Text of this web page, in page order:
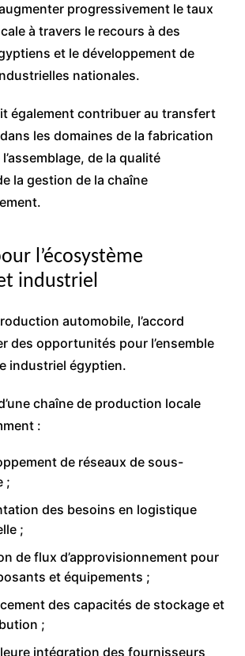
progressivement le taux
à travers le recours à des
et le développement de
nationales.
également contribuer au transfert
les domaines de la fabrication
de la qualité
la gestion de la chaîne
l’écosystème
industriel
automobile, l’accord
des opportunités pour l’ensemble
industriel égyptien.
chaîne de production locale
:
de réseaux de sous-
;
des besoins en logistique
;
de flux d’approvisionnement pour
et équipements ;
des capacités de stockage et
;
intégration des fournisseurs